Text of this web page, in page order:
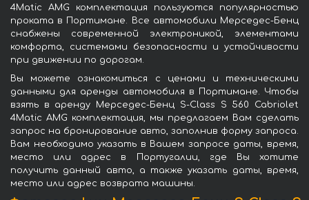
4Matic AMG комплектация пользуются популярностью
проката в Портимане. Все автомобили Мерседес-Бенц
снабжены современной электроникой, элементами
комфорта, системами безопасности и устойчивости
при движении по дорогам.
Вы можете ознакомиться с ценами и техническими
данными для аренды автомобиля в Портимане. Чтобы
взять в аренду Мерседес-Бенц S-Class S 560 Cabriolet
4Matic AMG комплектация, мы предлагаем Вам сделать
запрос на бронирование авто, заполнив форму запроса.
Вам необходимо указать в Вашем запросе даты, время,
место или адрес в Португалии, где Вы хотите
получить данный авто, а также указать даты, время,
место или адрес возврата машины.